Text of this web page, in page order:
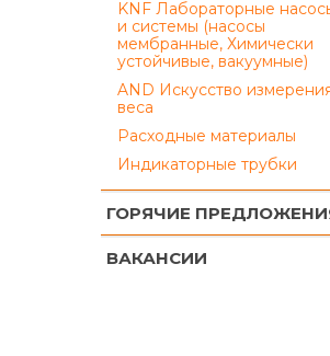
KNF Лабораторные
и системы (насосы
мембранные, Химически
устойчивые, вакуумные)
AND Искусство
веса
Расходные материалы
Индикаторные трубки
ГОРЯЧИЕ
ВАКАНСИИ